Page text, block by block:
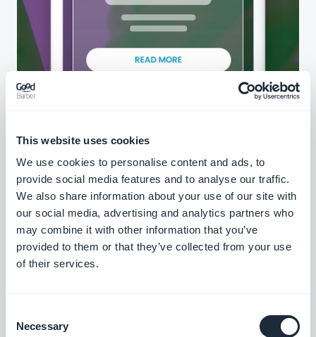
This website uses cookies
We use cookies to personalise content and ads, to
provide social media features and to analyse our traffic.
We also share information about your use of our site with
our social media, advertising and analytics partners who
may combine it with other information that you’ve
provided to them or that they’ve collected from your use
of their services.
Selection
Necessary